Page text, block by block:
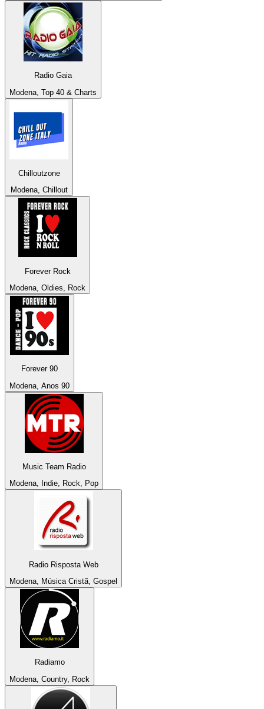
Radio Gaia
Modena, Top 40 & Charts
Chilloutzone
Modena, Chillout
Forever Rock
Modena, Oldies, Rock
Forever 90
Modena, Anos 90
Music Team Radio
Modena, Indie, Rock, Pop
Radio Risposta Web
Modena, Música Cristã, Gospel
Radiamo
Modena, Country, Rock